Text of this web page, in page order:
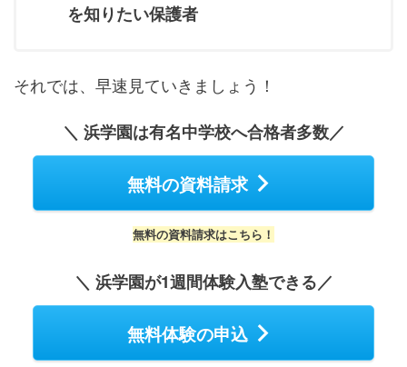
を知りたい保護者
それでは、早速見ていきましょう！
＼ 浜学園は有名中学校へ合格者多数／
無料の資料請求
無料の資料請求はこちら！
＼ 浜学園が1週間体験入塾できる／
無料体験の申込